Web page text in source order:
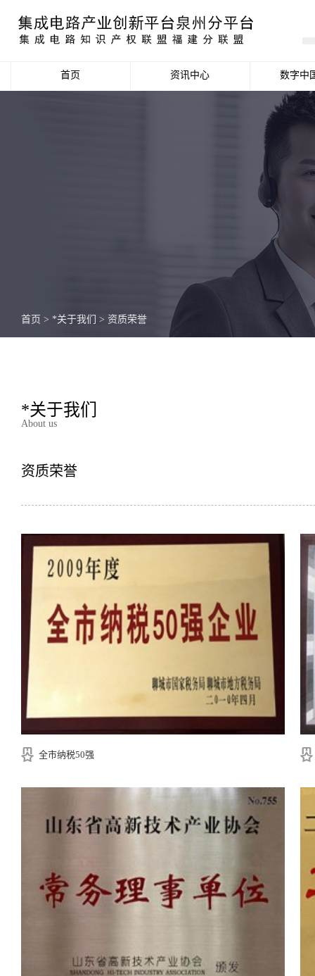
首页 资讯中心 数字中
首页 > *关于我们 > 资质荣誉
*关于我们
About us
资质荣誉
全市纳税50强